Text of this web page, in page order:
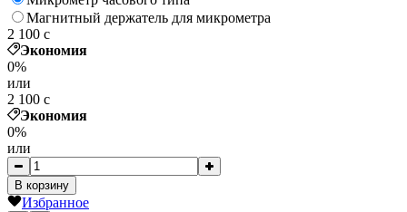
Магнитный держатель для микрометра
2 100 c
Экономия
0%
или
2 100 c
Экономия
0%
или
В корзину
Избранное